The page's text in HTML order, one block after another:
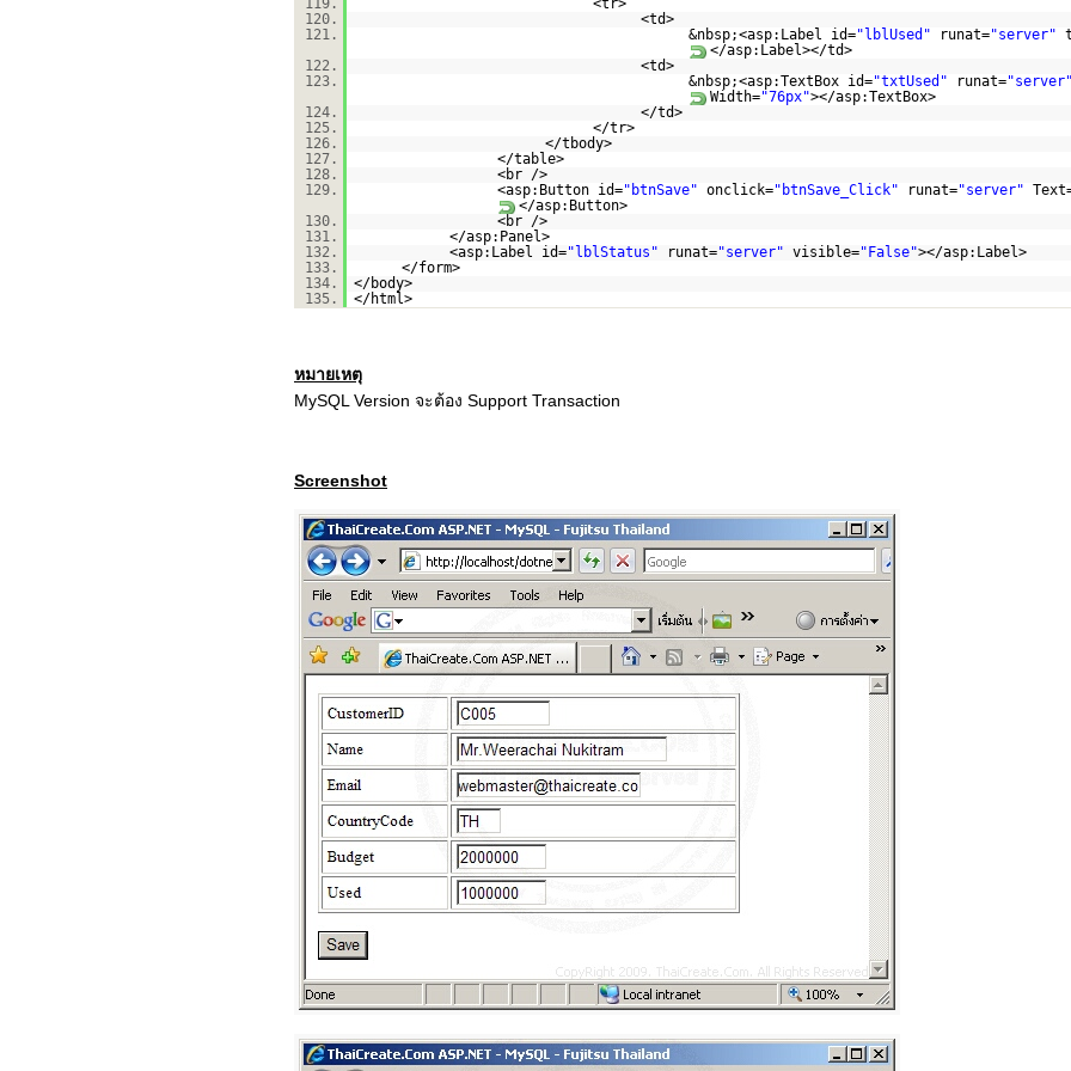
119.
<tr>
120.
<td>
121.
&nbsp;<asp:Label id="lblUsed" runat="server"
</asp:Label></td>
122.
<td>
123.
&nbsp;<asp:TextBox id="txtUsed" runat="server"
Width="76px"></asp:TextBox>
124.
</td>
125.
</tr>
126.
</tbody>
127.
</table>
128.
<br />
129.
<asp:Button id="btnSave" onclick="btnSave_Click" runat="server"
</asp:Button>
130.
<br />
131.
</asp:Panel>
132.
<asp:Label id="lblStatus" runat="server" visible="False"></asp:Label>
133.
</form>
134.
</body>
135.
</html>
หมายเหตุ
MySQL Version จะต้อง Support Transaction
Screenshot